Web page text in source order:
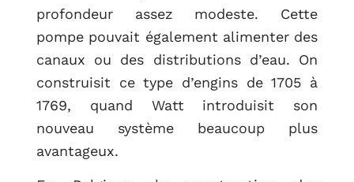
profondeur assez modeste. Cette
pompe pouvait également alimenter des
canaux ou des distributions d’eau. On
construisit ce type d’engins de 1705 à
1769, quand Watt introduisit son
nouveau système beaucoup plus
avantageux.